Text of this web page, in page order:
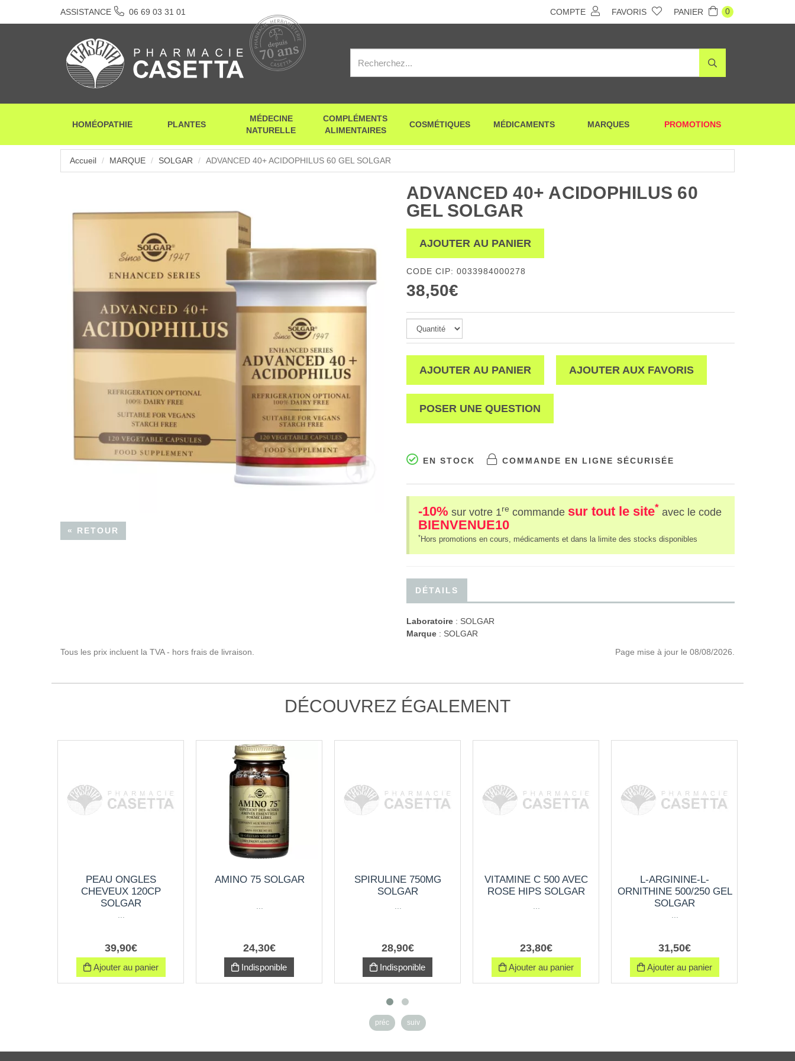
ASSISTANCE 06 69 03 31 01 COMPTE FAVORIS PANIER 0
HOMÉOPATHIE PLANTES
MÉDECINE
NATURELLE
COMPLÉMENTS
ALIMENTAIRES
COSMÉTIQUES MÉDICAMENTS MARQUES PROMOTIONS
Accueil MARQUE SOLGAR ADVANCED 40+ ACIDOPHILUS 60 GEL SOLGAR
« RETOUR
ADVANCED 40+ ACIDOPHILUS 60
GEL SOLGAR
AJOUTER AU PANIER
CODE CIP: 0033984000278
38,50€
AJOUTER AU PANIER AJOUTER AUX FAVORIS
POSER UNE QUESTION
EN STOCK COMMANDE EN LIGNE SÉCURISÉE
-10% sur votre 1re commande sur tout le site* avec le code
BIENVENUE10
*Hors promotions en cours, médicaments et dans la limite des stocks disponibles
DÉTAILS
Laboratoire : SOLGAR
Marque : SOLGAR
Tous les prix incluent la TVA - hors frais de livraison.
Page mise à jour le 08/08/2026.
DÉCOUVREZ ÉGALEMENT
PEAU ONGLES
CHEVEUX 120CP
SOLGAR
39,90€
Ajouter au panier
AMINO 75 SOLGAR
24,30€
Indisponible
SPIRULINE 750MG
SOLGAR
28,90€
Indisponible
VITAMINE C 500 AVEC
ROSE HIPS SOLGAR
23,80€
Ajouter au panier
L-ARGININE-L-
ORNITHINE 500/250 GEL
SOLGAR
31,50€
Ajouter au panier
préc suiv